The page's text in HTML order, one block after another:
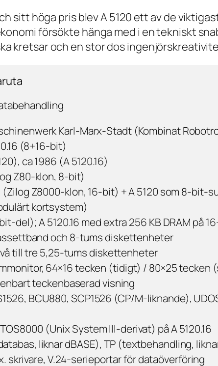
sitt höga pris blev A 5120 ett av de
försökte hänga med i en tekniskt
kretsar och en stor dos
Karl-Marx-Stadt (Kombinat
(8+16-bit)
ca 1986 (A 5120.16)
Z80-klon, 8-bit)
(Zilog Z8000-klon, 16-bit) + A 5120 som 8-bit-
kortsystem)
del); A 5120.16 med extra 256 KB DRAM på
och 8-tums diskettenheter
till tre 5,25-tums diskettenheter
64×16 tecken (tidigt) / 80×25 tecken
teckenbaserad visning
BCU880, SCP1526 (CP/M-liknande),
(Unix System III-derivat) på A 5120.16
liknar dBASE), TP (textbehandling,
skrivare, V.24-serieportar för dataöverföring